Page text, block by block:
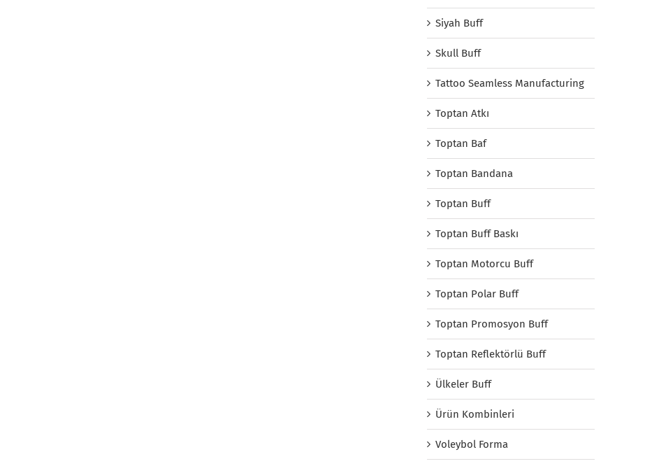
Siyah Buff
Skull Buff
Tattoo Seamless Manufacturing
Toptan Atkı
Toptan Baf
Toptan Bandana
Toptan Buff
Toptan Buff Baskı
Toptan Motorcu Buff
Toptan Polar Buff
Toptan Promosyon Buff
Toptan Reflektörlü Buff
Ülkeler Buff
Ürün Kombinleri
Voleybol Forma